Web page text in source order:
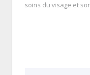
soins du visage et